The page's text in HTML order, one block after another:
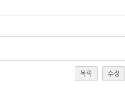
목록 수정